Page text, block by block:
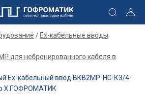
Ex-кабельные вводы
для небронированного кабеля в
Ех-кабельный ввод ВКВ2МР-НС-К3/4-
X ГОФРОМАТИК